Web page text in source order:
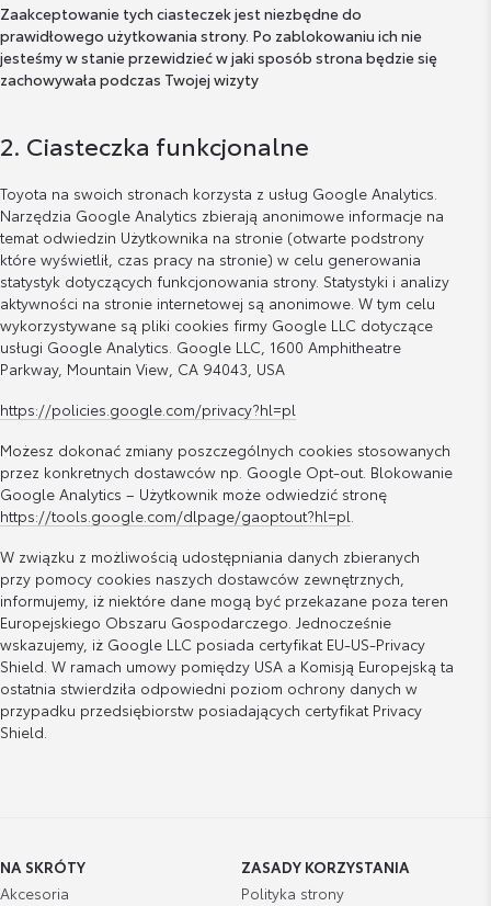
Zaakceptowanie tych ciasteczek jest niezbędne do
prawidłowego użytkowania strony. Po zablokowaniu ich nie
jesteśmy w stanie przewidzieć w jaki sposób strona będzie się
zachowywała podczas Twojej wizyty
2. Ciasteczka funkcjonalne
Toyota na swoich stronach korzysta z usług Google Analytics.
Narzędzia Google Analytics zbierają anonimowe informacje na
temat odwiedzin Użytkownika na stronie (otwarte podstrony
które wyświetlił, czas pracy na stronie) w celu generowania
statystyk dotyczących funkcjonowania strony. Statystyki i analizy
aktywności na stronie internetowej są anonimowe. W tym celu
wykorzystywane są pliki cookies firmy Google LLC dotyczące
usługi Google Analytics. Google LLC, 1600 Amphitheatre
Parkway, Mountain View, CA 94043, USA
https://policies.google.com/privacy?hl=pl
Możesz dokonać zmiany poszczególnych cookies stosowanych
przez konkretnych dostawców np. Google Opt-out. Blokowanie
Google Analytics – Użytkownik może odwiedzić stronę
https://tools.google.com/dlpage/gaoptout?hl=pl.
W związku z możliwością udostępniania danych zbieranych
przy pomocy cookies naszych dostawców zewnętrznych,
informujemy, iż niektóre dane mogą być przekazane poza teren
Europejskiego Obszaru Gospodarczego. Jednocześnie
wskazujemy, iż Google LLC posiada certyfikat EU-US-Privacy
Shield. W ramach umowy pomiędzy USA a Komisją Europejską ta
ostatnia stwierdziła odpowiedni poziom ochrony danych w
przypadku przedsiębiorstw posiadających certyfikat Privacy
Shield.
NA SKRÓTY
Akcesoria
ZASADY KORZYSTANIA
Polityka strony